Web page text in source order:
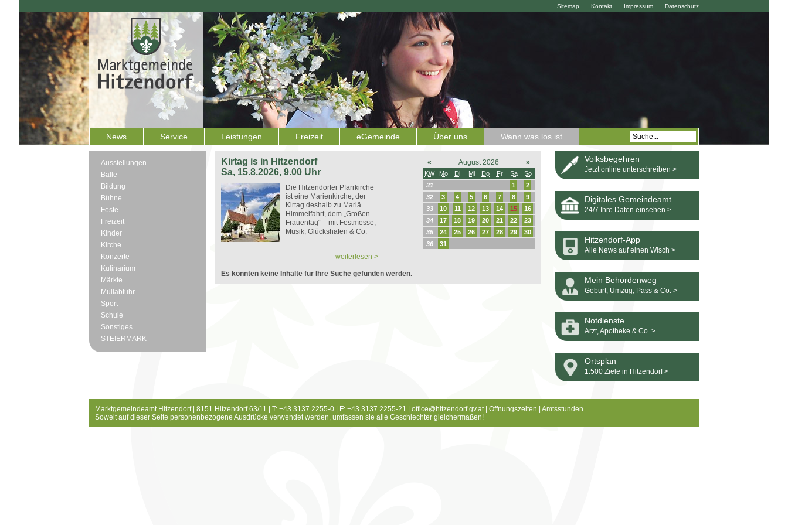
Datenschutz
Impressum
Kontakt
Sitemap
News Service Leistungen Freizeit eGemeinde Über uns Wann was los ist
Ausstellungen
Bälle
Bildung
Bühne
Feste
Freizeit
Kinder
Kirche
Konzerte
Kulinarium
Märkte
Müllabfuhr
Sport
Schule
Sonstiges
STEIERMARK
Kirtag is in Hitzendorf
Sa, 15.8.2026, 9.00 Uhr
Die Hitzendorfer Pfarrkirche
ist eine Marienkirche, der
Kirtag deshalb zu Mariä
Himmelfahrt, dem „Großen
Frauentag“ – mit Festmesse,
Musik, Glückshafen & Co.
weiterlesen >
« August 2026 »
KW Mo Di Mi Do Fr Sa
So
31
1
2
32
3 4 5 6 7 8
9
33
10 11 12 13 14 15
16
34
17 18 19 20 21 22
23
35
24 25 26 27 28 29
30
36
31
Es konnten keine Inhalte für Ihre Suche gefunden werden.
Volksbegehren
Jetzt online unterschreiben >
Digitales Gemeindeamt
24/7 Ihre Daten einsehen >
Hitzendorf-App
Alle News auf einen Wisch >
Mein Behördenweg
Geburt, Umzug, Pass & Co. >
Notdienste
Arzt, Apotheke & Co. >
Ortsplan
1.500 Ziele in Hitzendorf >
Marktgemeindeamt Hitzendorf | 8151 Hitzendorf 63/11 | T: +43 3137 2255-0 | F: +43 3137 2255-21 | office@hitzendorf.gv.at| Öffnungszeiten
Amtsstunden
Soweit auf dieser Seite personenbezogene Ausdrücke verwendet werden, umfassen sie alle Geschlechter gleichermaßen!